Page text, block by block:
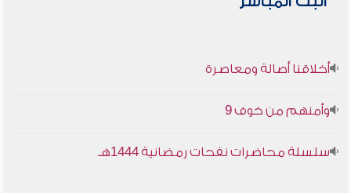
أخلاقنا أصالة ومعاصرة
وأمنهم من خوف 9
سلسلة محاضرات نفحات رمضانية 1444هـ